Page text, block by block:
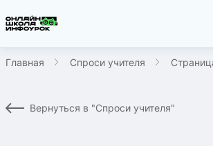
Главная Спроси учителя
Вернуться в "Спроси учителя"